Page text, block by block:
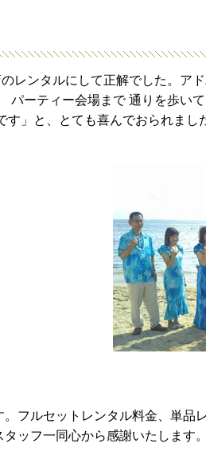
レンタルにして正解でした。ア
パーティー会場まで 通りを歩い
」と、とても喜んでおられま
フルセットレンタル料金、単品
ッフ一同心から感謝いたします